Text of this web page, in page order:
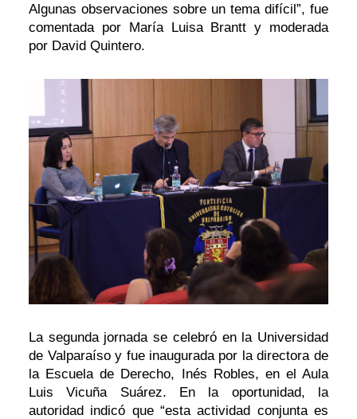
Algunas observaciones sobre un tema difícil”, fue
comentada por María Luisa Brantt y moderada
por David Quintero.
La segunda jornada se celebró en la Universidad
de Valparaíso y fue inaugurada por la directora de
la Escuela de Derecho, Inés Robles, en el Aula
Luis Vicuña Suárez. En la oportunidad, la
autoridad indicó que “esta actividad conjunta es